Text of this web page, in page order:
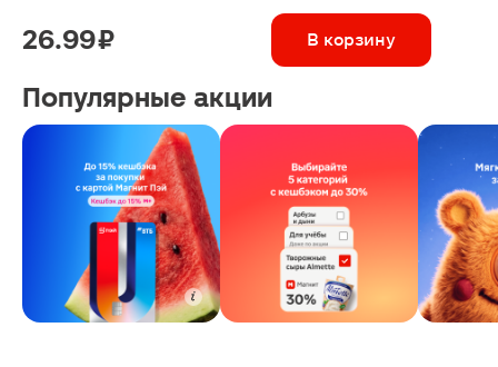
26.99 ₽ В корзину
Популярные акции